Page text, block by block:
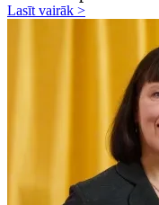
Lasīt vairāk >